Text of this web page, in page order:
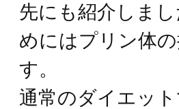
先にも紹介しま
めにはプリン体
す。
通常のダイエッ